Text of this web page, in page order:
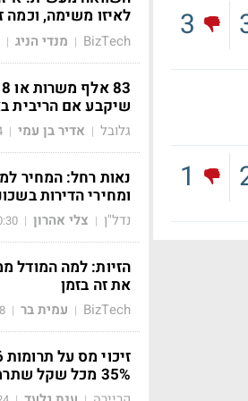
3
1
לאיזו משימה, וכמה
BizTech
| מנדי הניג |
שיקבע אם הריבית
גלובל | אדיר בן עמי |
ומחירי הדירות
נדל"ן | צלי אהרון |
הזיות: למה המודל
את זה בזמן
BizTech
| עמית בר |
35% מכל שקל שתרמתם